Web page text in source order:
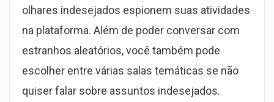
olhares indesejados espionem suas atividades
na plataforma. Além de poder conversar com
estranhos aleatórios, você também pode
escolher entre várias salas temáticas se não
quiser falar sobre assuntos indesejados.